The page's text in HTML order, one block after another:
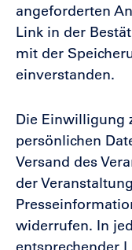
angeforderten
Link in der
mit der
einverstanden.
Die Einwilligung
persönlichen
Versand des
der
widerrufen. In